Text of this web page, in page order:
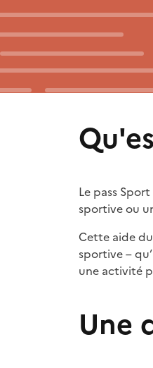
Le pass
sportive ou
Cette aide
sportive –
une activité
Une